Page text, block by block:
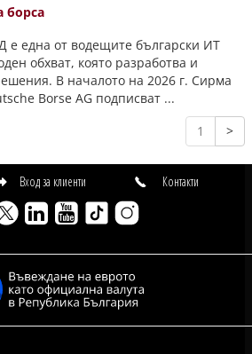
борса
е една от водещите български ИТ
обхват, която разработва и
В началото на 2026 г. Сирма
Borse AG подписват ...
1
>
Вход за клиенти Контакти